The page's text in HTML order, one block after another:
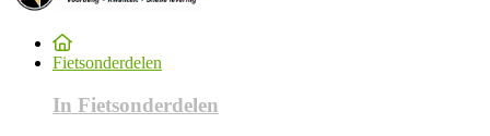
Fietsonderdelen
In Fietsonderdelen